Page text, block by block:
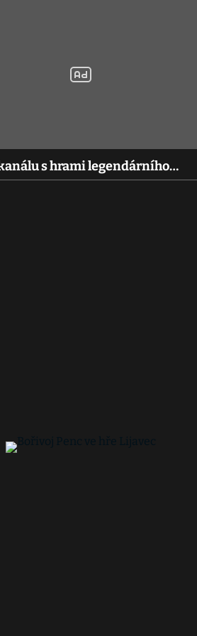
s hrami legendárního…